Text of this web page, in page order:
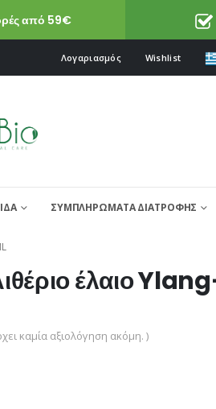
από 59€
Λογαριασμός Wishlist
ΣΥΜΠΛΗΡΩΜΑΤΑ ΔΙΑΤΡΟΦΗΣ
έλαιο
καμία αξιολόγηση ακόμη. )